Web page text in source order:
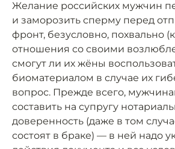
Желание российских мужчин
и заморозить сперму перед
фронт, безусловно, похвально
отношения со своими
смогут ли их жёны
биоматериалом в случае их
вопрос. Прежде всего,
составить на супругу
доверенность (даже в том
состоят в браке) — в ней надо